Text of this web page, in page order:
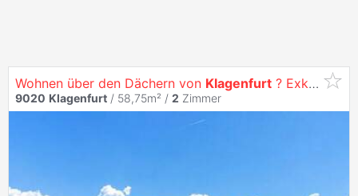
Wohnen über den Dächern von Klagenfurt ? Exklusive
9020 Klagenfurt / 58,75m² / 2 Zimmer